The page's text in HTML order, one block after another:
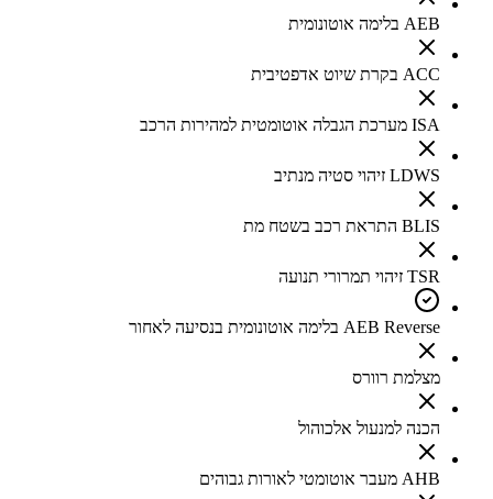
AEB בלימה אוטונומית
ACC בקרת שיוט אדפטיבית
ISA מערכת הגבלה אוטומטית למהירות הרכב
LDWS זיהוי סטיה מנתיב
BLIS התראת רכב בשטח מת
TSR זיהוי תמרורי תנועה
AEB Reverse בלימה אוטונומית בנסיעה לאחור
מצלמת רוורס
הכנה למנעול אלכוהול
AHB מעבר אוטומטי לאורות גבוהים